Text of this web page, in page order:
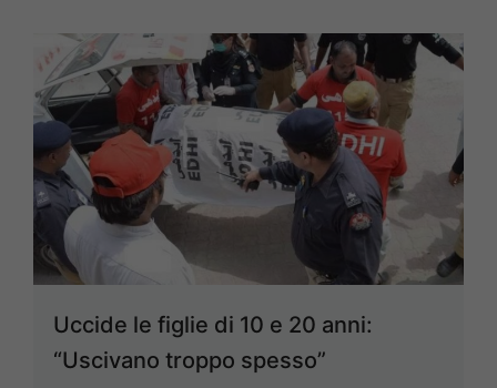
Uccide le figlie di 10 e 20 anni:
“Uscivano troppo spesso”